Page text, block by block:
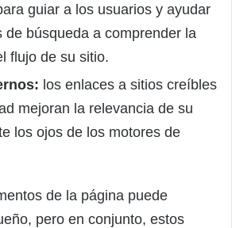
guiar a los usuarios y ayudar
de búsqueda a comprender la
flujo de su sitio.
los enlaces a sitios creíbles
mejoran la relevancia de su
los ojos de los motores de
de la página puede
pero en conjunto, estos